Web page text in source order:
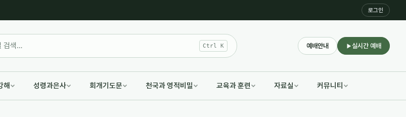
로그인
Ctrl K 예배안내 실시간 예배
해 성령과은사 회개기도문 천국과 영적비밀 교육과 훈련 자료실 커뮤니티